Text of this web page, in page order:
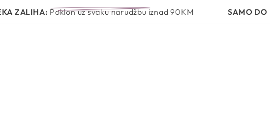
Poklon uz svaku narudžbu iznad 90KM SAMO DO ISTEKA
RUTINA NJEGE BEAUTY GARDEN OTKRIVA